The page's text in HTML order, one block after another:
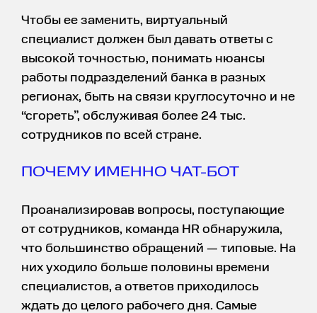
Чтобы ее заменить, виртуальный
специалист должен был давать ответы с
высокой точностью, понимать нюансы
работы подразделений банка в разных
регионах, быть на связи круглосуточно и не
“сгореть”, обслуживая более 24 тыс.
сотрудников по всей стране.
ПОЧЕМУ ИМЕННО ЧАТ-БОТ
Проанализировав вопросы, поступающие
от сотрудников, команда HR обнаружила,
что большинство обращений — типовые. На
них уходило больше половины времени
специалистов, а ответов приходилось
ждать до целого рабочего дня. Самые